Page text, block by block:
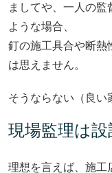
ましてや、一人の
ような場合、
釘の施工具合や断熱
は思えません。
そうならない（良い
現場監理は設
理想を言えば、施工